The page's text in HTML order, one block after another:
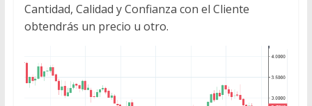
Cantidad, Calidad y Confianza con el Cliente
obtendrás un precio u otro.